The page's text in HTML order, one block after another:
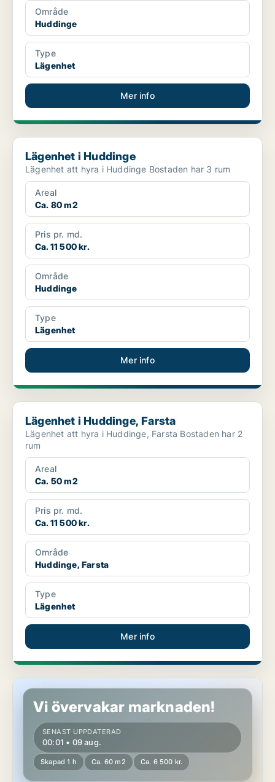
Område
Huddinge
Type
Lägenhet
Mer info
Lägenhet i Huddinge
Lägenhet i Huddinge
Lägenhet att hyra i Huddinge Bostaden har 3 rum
Areal
Ca. 80 m2
Pris pr. md.
Ca. 11 500 kr.
Område
Huddinge
Type
Lägenhet
Mer info
Lägenhet i Huddinge, Farsta
Lägenhet i Huddinge, Farsta
Lägenhet att hyra i Huddinge, Farsta Bostaden har 2
rum
Areal
Ca. 50 m2
Pris pr. md.
Ca. 11 500 kr.
Område
Huddinge, Farsta
Type
Lägenhet
Mer info
Lägenhet i Huddinge
Vi övervakar marknaden!
SENAST UPPDATERAD
00:01 • 09 aug.
Skapad 1 h Ca. 60 m2 Ca. 6 500 kr.